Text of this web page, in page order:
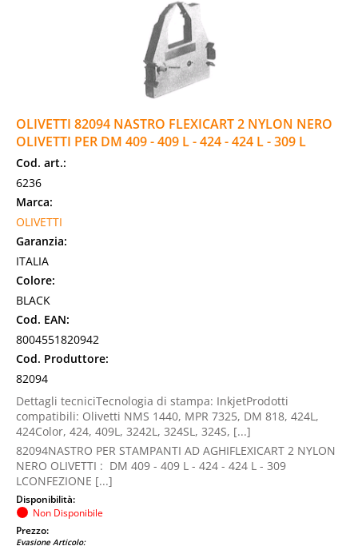
OLIVETTI 82094 NASTRO FLEXICART 2 NYLON NERO
OLIVETTI PER DM 409 - 409 L - 424 - 424 L - 309 L
Cod. art.:
6236
Marca:
OLIVETTI
Garanzia:
ITALIA
Colore:
BLACK
Cod. EAN:
8004551820942
Cod. Produttore:
82094
Dettagli tecniciTecnologia di stampa: InkjetProdotti
compatibili: Olivetti NMS 1440, MPR 7325, DM 818, 424L,
424Color, 424, 409L, 3242L, 324SL, 324S, [...]
82094NASTRO PER STAMPANTI AD AGHIFLEXICART 2 NYLON
NERO OLIVETTI : DM 409 - 409 L - 424 - 424 L - 309
LCONFEZIONE [...]
Disponibilità:
Non Disponibile
Prezzo:
Evasione Articolo: